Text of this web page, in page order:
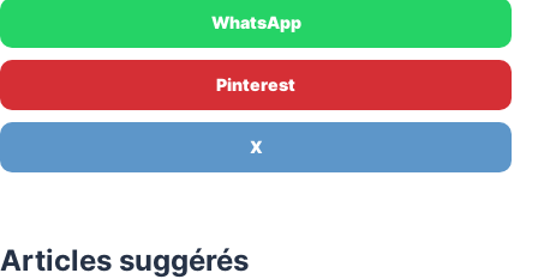
WhatsApp
Pinterest
X
Articles suggérés